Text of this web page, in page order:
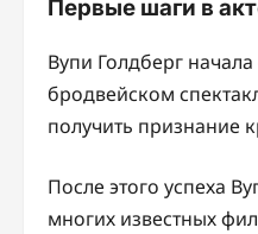
Первые шаги в
Вупи Голдберг
бродвейском
получить признание
После этого успеха
многих известных